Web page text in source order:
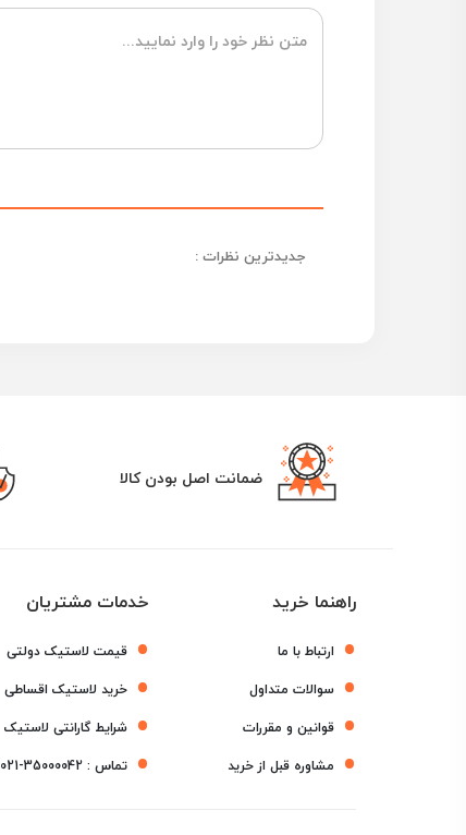
جدیدترین نظرات :
ضمانت اصل بودن کالا
راهنما خرید
ارتباط با ما
سوالات متداول
قوانین و مقررات
مشاوره قبل از خرید
خدمات مشتریان
قیمت لاستیک دولتی
خرید لاستیک اقساطی
شرایط گارانتی لاستیک
تماس :021-35000042